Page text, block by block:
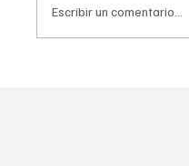
Escribir un comentario...